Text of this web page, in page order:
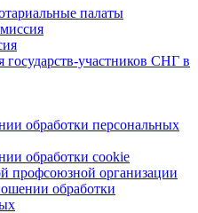
палаты
государств-участников СНГ в
обработки персональных
обработки cookie
профсоюзной организации
обработки